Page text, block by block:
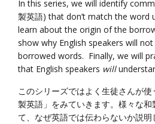
In this series, we will identify
製英語) that don’t match the word
learn about the origin of the
show why English speakers will
borrowed words. Finally, we will
that English speakers will
このシリーズではよく生徒さんが
製英語」をみていきます。様々な
て、なぜ英語では伝わらないか説